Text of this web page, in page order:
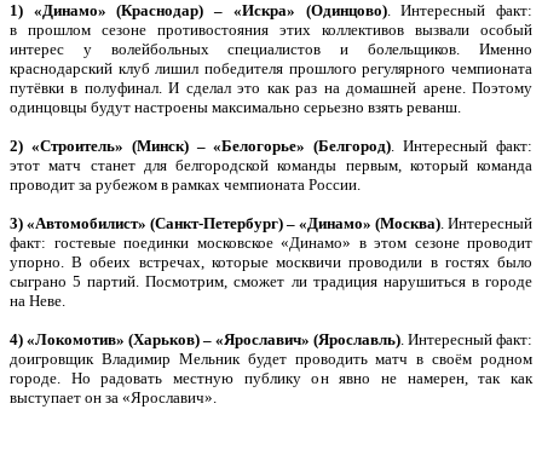
1) «Динамо» (Краснодар) – «Искра» (Одинцово). Интересный факт:
в прошлом сезоне противостояния этих коллективов вызвали особый
интерес у волейбольных специалистов и болельщиков. Именно
краснодарский клуб лишил победителя прошлого регулярного чемпионата
путёвки в полуфинал. И сделал это как раз на домашней арене. Поэтому
одинцовцы будут настроены максимально серьезно взять реванш.
2) «Строитель» (Минск) – «Белогорье» (Белгород). Интересный факт:
этот матч станет для белгородской команды первым, который команда
проводит за рубежом в рамках чемпионата России.
3) «Автомобилист» (Санкт-Петербург) – «Динамо» (Москва). Интересный
факт: гостевые поединки московское «Динамо» в этом сезоне проводит
упорно. В обеих встречах, которые москвичи проводили в гостях было
сыграно 5 партий. Посмотрим, сможет ли традиция нарушиться в городе
на Неве.
4) «Локомотив» (Харьков) – «Ярославич» (Ярославль). Интересный факт:
доигровщик Владимир Мельник будет проводить матч в своём родном
городе. Но радовать местную публику он явно не намерен, так как
выступает он за «Ярославич».